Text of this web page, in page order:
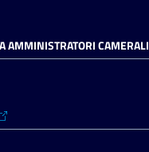
AMMINISTRATORI CAMERALI